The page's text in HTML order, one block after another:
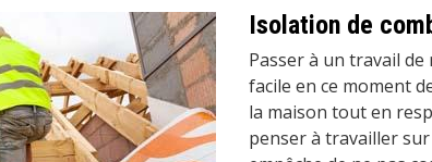
Isolation de
Passer à un travail
facile en ce moment
la maison tout en
penser à travailler sur